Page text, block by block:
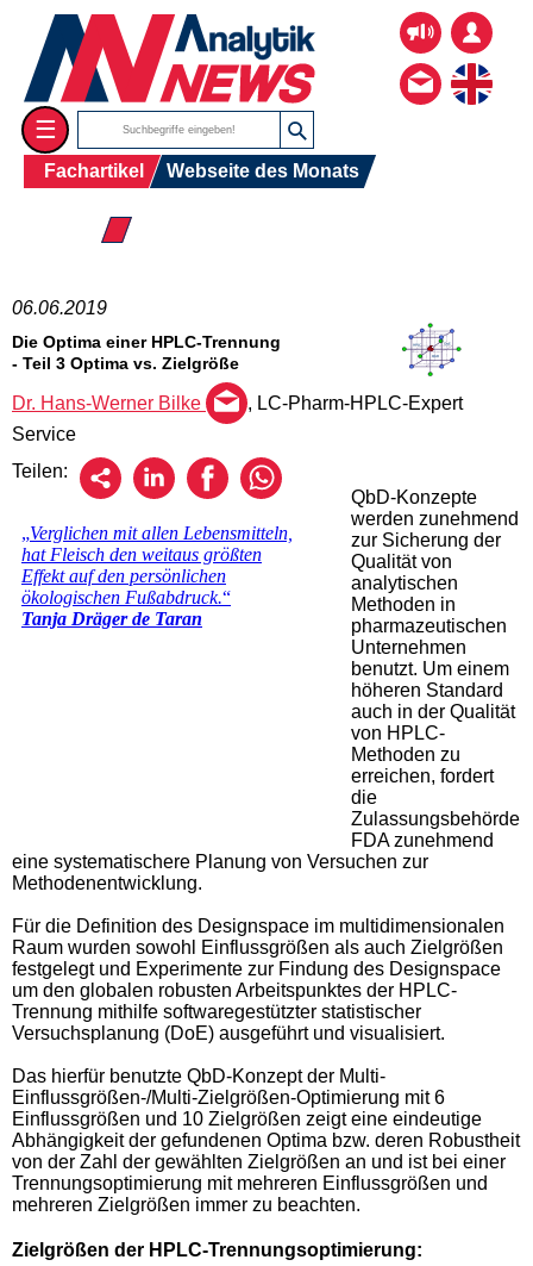
☰
Fachartikel Webseite des Monats
☰ 2019
06.06.2019
Die Optima einer HPLC-Trennung
- Teil 3 Optima vs. Zielgröße
Dr. Hans-Werner Bilke
, LC-Pharm-HPLC-Expert
Service
Teilen:
QbD-Konzepte
werden zunehmend
zur Sicherung der
Qualität von
analytischen
Methoden in
pharmazeutischen
Unternehmen
benutzt. Um einem
höheren Standard
auch in der Qualität
von HPLC-
Methoden zu
erreichen, fordert
die
Zulassungsbehörde
FDA zunehmend
eine systematischere Planung von Versuchen zur
Methodenentwicklung.
Für die Definition des Designspace im multidimensionalen
Raum wurden sowohl Einflussgrößen als auch Zielgrößen
festgelegt und Experimente zur Findung des Designspace
um den globalen robusten Arbeitspunktes der HPLC-
Trennung mithilfe softwaregestützter statistischer
Versuchsplanung (DoE) ausgeführt und visualisiert.
Das hierfür benutzte QbD-Konzept der Multi-
Einflussgrößen-/Multi-Zielgrößen-Optimierung mit 6
Einflussgrößen und 10 Zielgrößen zeigt eine eindeutige
Abhängigkeit der gefundenen Optima bzw. deren Robustheit
von der Zahl der gewählten Zielgrößen an und ist bei einer
Trennungsoptimierung mit mehreren Einflussgrößen und
mehreren Zielgrößen immer zu beachten.
Zielgrößen der HPLC-Trennungsoptimierung: